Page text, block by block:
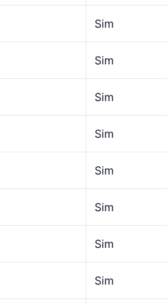
Sim
Sim
Sim
Sim
Sim
Sim
Sim
Sim